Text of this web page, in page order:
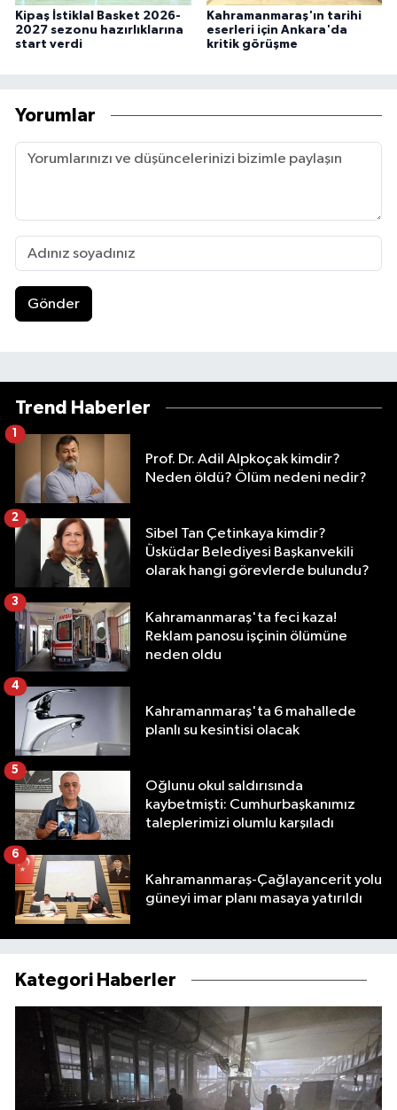
Kipaş İstiklal Basket 2026-
2027 sezonu hazırlıklarına
start verdi
Kahramanmaraş'ın tarihi
eserleri için Ankara'da
kritik görüşme
Yorumlar
Gönder
Trend Haberler
Prof. Dr. Adil Alpkoçak kimdir?
Neden öldü? Ölüm nedeni nedir?
1
Sibel Tan Çetinkaya kimdir?
Üsküdar Belediyesi Başkanvekili
olarak hangi görevlerde bulundu?
2
Kahramanmaraş'ta feci kaza!
Reklam panosu işçinin ölümüne
neden oldu
3
Kahramanmaraş'ta 6 mahallede
planlı su kesintisi olacak
4
Oğlunu okul saldırısında
kaybetmişti: Cumhurbaşkanımız
taleplerimizi olumlu karşıladı
5
Kahramanmaraş-Çağlayancerit yolu
güneyi imar planı masaya yatırıldı
6
Kategori Haberler